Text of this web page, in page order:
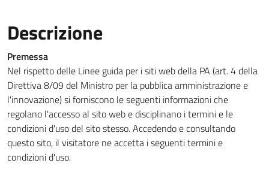
Descrizione
Premessa
Nel rispetto delle Linee guida per i siti web della PA (art. 4 della
Direttiva 8/09 del Ministro per la pubblica amministrazione e
l'innovazione) si forniscono le seguenti informazioni che
regolano l'accesso al sito web e disciplinano i termini e le
condizioni d'uso del sito stesso. Accedendo e consultando
questo sito, il visitatore ne accetta i seguenti termini e
condizioni d'uso.